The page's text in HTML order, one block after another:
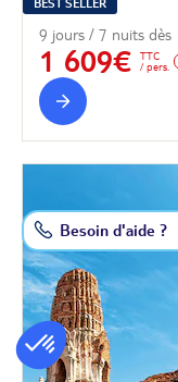
BEST SELLER
9 jours / 7 nuits dès
1 609€
TTC
/ pers.
Besoin d'aide ?